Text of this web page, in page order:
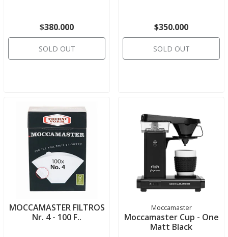
$380.000
SOLD OUT
$350.000
SOLD OUT
MOCCAMASTER FILTROS
Nr. 4 - 100 F..
Moccamaster
Moccamaster Cup - One
Matt Black